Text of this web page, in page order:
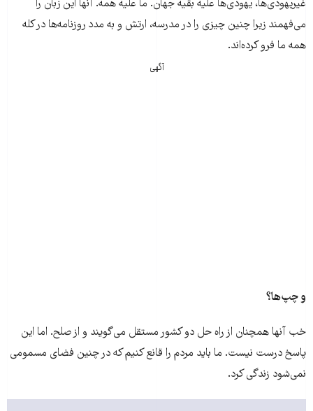
غیریهودی‌ها، یهودی‌ها علیه بقیه جهان. ما علیه همه. آنها این زبان را
می‌فهمند زیرا چنین چیزی را در مدرسه، ارتش و به مدد روزنامه‌ها در کله
همه ما فرو کرده‌اند.
آگهی
و چپ‌ها؟
خب آنها همچنان از راه حل دو کشور مستقل می‌گویند و از صلح. اما این
پاسخ درست نیست. ما باید مردم را قانع کنیم که در چنین فضای مسمومی
نمی‌شود زندگی کرد.